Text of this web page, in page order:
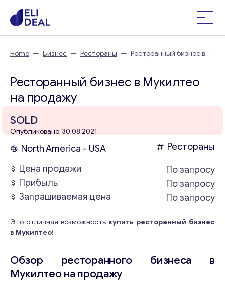
Home — Бизнес — Рестораны — Ресторанный бизнес в
Ресторанный бизнес в Мукилтео
на продажу
SOLD
Опубликовано: 30.08.2021
North America - USA
Рестораны
Цена продажи
По запросу
Прибыль
По запросу
Запрашиваемая цена
По запросу
Это отличная возможность купить ресторанный бизнес
в Мукилтео!
Обзор ресторанного бизнеса в
Мукилтео на продажу